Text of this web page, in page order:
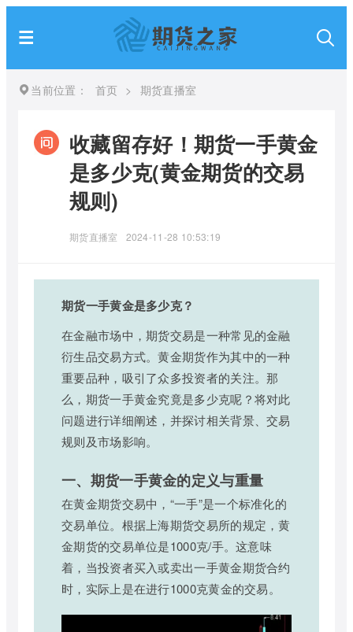
当前位置： 首页 > 期货直播室
收藏留存好！期货一手黄金
是多少克(黄金期货的交易
规则)
期货直播室 2024-11-28 10:53:19
期货一手黄金是多少克？
在金融市场中，期货交易是一种常见的金融
衍生品交易方式。黄金期货作为其中的一种
重要品种，吸引了众多投资者的关注。那
么，期货一手黄金究竟是多少克呢？将对此
问题进行详细阐述，并探讨相关背景、交易
规则及市场影响。
一、期货一手黄金的定义与重量
在黄金期货交易中，“一手”是一个标准化的
交易单位。根据上海期货交易所的规定，黄
金期货的交易单位是1000克/手。这意味
着，当投资者买入或卖出一手黄金期货合约
时，实际上是在进行1000克黄金的交易。